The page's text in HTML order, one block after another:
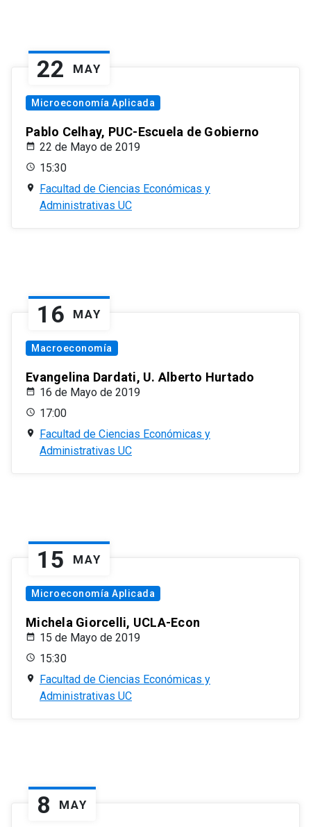
22 MAY
Microeconomía Aplicada
Pablo Celhay, PUC-Escuela de Gobierno
22 de Mayo de 2019
15:30
Facultad de Ciencias Económicas y
Administrativas UC
16 MAY
Macroeconomía
Evangelina Dardati, U. Alberto Hurtado
16 de Mayo de 2019
17:00
Facultad de Ciencias Económicas y
Administrativas UC
15 MAY
Microeconomía Aplicada
Michela Giorcelli, UCLA-Econ
15 de Mayo de 2019
15:30
Facultad de Ciencias Económicas y
Administrativas UC
8 MAY